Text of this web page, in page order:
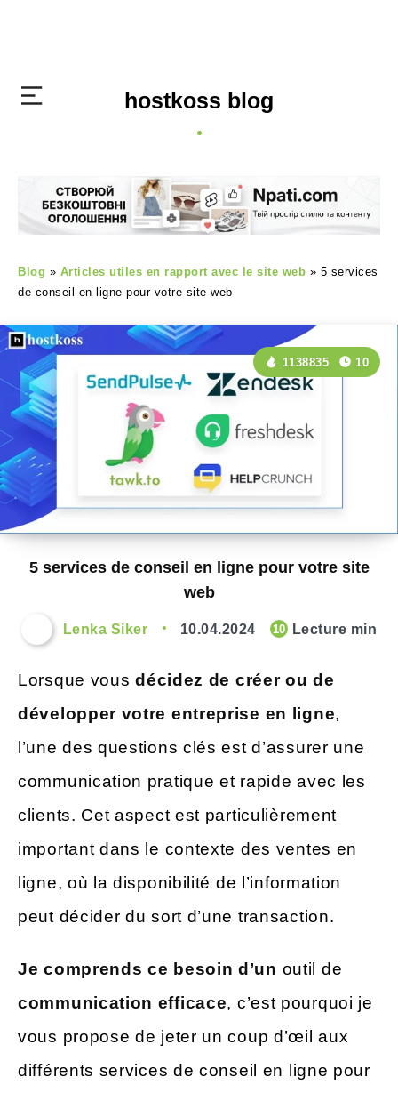
hostkoss blog
Blog » Articles utiles en rapport avec le site web » 5 services
de conseil en ligne pour votre site web
5 services de conseil en ligne pour votre site
web
1138835 10
Lenka Siker 10.04.2024 10 Lecture min
Lorsque vousdécidez de créer ou de
développer votre entreprise en ligne,
l’une des questions clés est d’assurer une
communication pratique et rapide avec les
clients. Cet aspect est particulièrement
important dans le contexte des ventes en
ligne, où la disponibilité de l’information
peut décider du sort d’une transaction.
Je comprends ce besoin d’un outil de
communication efficace, c’est pourquoi je
vous propose de jeter un coup d’œil aux
différents services de conseil en ligne pour